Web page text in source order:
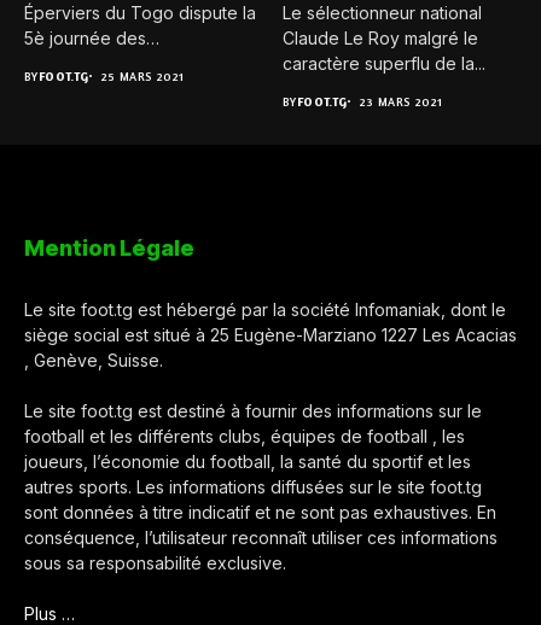
Éperviers du Togo dispute la
5è journée des
BYFOOT.TG 25 MARS 2021
Le sélectionneur national
Claude Le Roy malgré le
caractère superflu de la...
BYFOOT.TG 23 MARS 2021
Mention Légale
Le site foot.tg est hébergé par la société Infomaniak, dont le
siège social est situé à 25 Eugène-Marziano 1227 Les Acacias
, Genève, Suisse.
Le site foot.tg est destiné à fournir des informations sur le
football et les différents clubs, équipes de football , les
joueurs, l’économie du football, la santé du sportif et les
autres sports. Les informations diffusées sur le site foot.tg
sont données à titre indicatif et ne sont pas exhaustives. En
conséquence, l’utilisateur reconnaît utiliser ces informations
sous sa responsabilité exclusive.
Plus …